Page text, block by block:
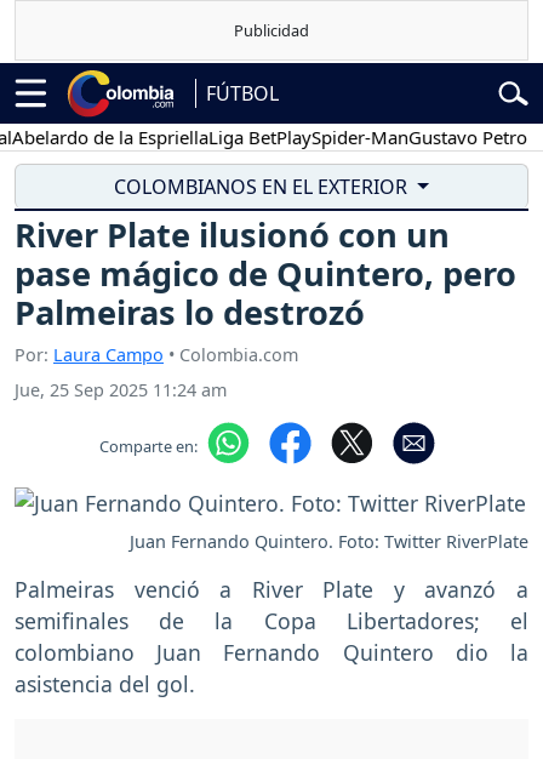
FÚTBOL
de la EspriellaLiga BetPlaySpider-ManGustavo Petro
COLOMBIANOS EN EL EXTERIOR
River Plate ilusionó con un
pase mágico de Quintero, pero
Palmeiras lo destrozó
Por: Laura Campo • Colombia.com
Jue, 25 Sep 2025 11:24 am
Comparte en:
Juan Fernando Quintero. Foto: Twitter RiverPlate
Palmeiras venció a River Plate y avanzó a
semifinales de la Copa Libertadores; el
colombiano Juan Fernando Quintero dio la
asistencia del gol.